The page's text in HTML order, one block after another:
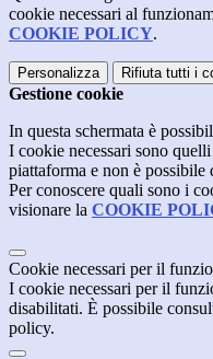
cookie necessari al
COOKIE POLICY.
Personalizza Rifiuta tutti i
Gestione cookie
In questa schermata è
I cookie necessari sono
piattaforma e non è possibile
Per conoscere quali sono i
visionare la COOKIE
Cookie necessari per il
I cookie necessari per il
disabilitati. È possibile
policy.